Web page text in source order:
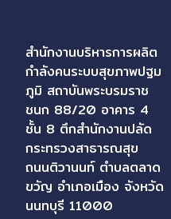
สำนักงานบริหารการผลิต
กำลังคนระบบสุขภาพปฐม
ภูมิ สถาบันพระบรมราช
ชนก 88/20 อาคาร 4
ชั้น 8 ตึกสำนักงานปลัด
กระทรวงสาธารณสุข
ถนนติวานนท์ ตำบลตลาด
ขวัญ อำเภอเมือง จังหวัด
นนทบุรี 11000